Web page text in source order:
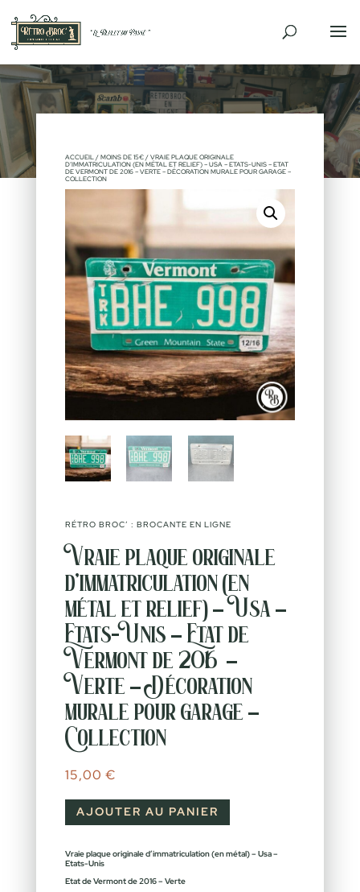
ACCUEIL/ MOINS DE 15€/ VRAIE PLAQUE ORIGINALE
D’IMMATRICULATION (EN MÉTAL ET RELIEF) – USA – ETATS-UNIS – ETAT
DE VERMONT DE 2016 – VERTE – DÉCORATION MURALE POUR GARAGE –
COLLECTION
RÉTRO BROC’ : BROCANTE EN LIGNE
Vraie plaque originale
d’immatriculation (en
métal et relief) – Usa –
Etats-Unis – Etat de
Vermont de 2016 –
Verte – Décoration
murale pour garage –
Collection
15,00 €
AJOUTER AU PANIER
Vraie plaque originale d’immatriculation (en métal) – Usa –
Etats-Unis
Etat de Vermont de 2016 – Verte